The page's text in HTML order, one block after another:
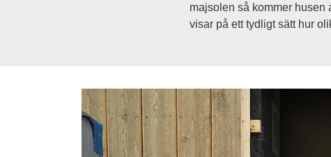
majsolen så kommer husen
visar på ett tydligt sätt hur